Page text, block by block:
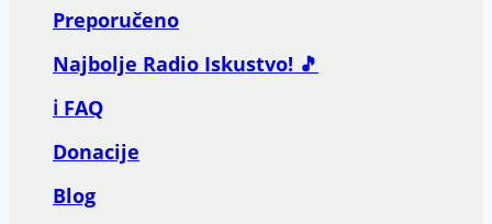
Preporučeno
Najbolje Radio Iskustvo! 🎵
ℹ️ FAQ
Donacije
Blog